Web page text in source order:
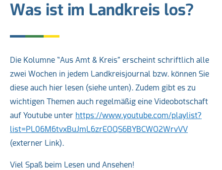
Was ist im Landkreis los?
Die Kolumne “Aus Amt & Kreis” erscheint schriftlich alle
zwei Wochen in jedem Landkreisjournal bzw. können Sie
diese auch hier lesen (siehe unten). Zudem gibt es zu
wichtigen Themen auch regelmäßig eine Videobotschaft
auf Youtube unter https://www.youtube.com/playlist?
list=PL06M6tvxBuJmL6zrEOQS6BYBCWO2WrvVV
(externer Link).
Viel Spaß beim Lesen und Ansehen!